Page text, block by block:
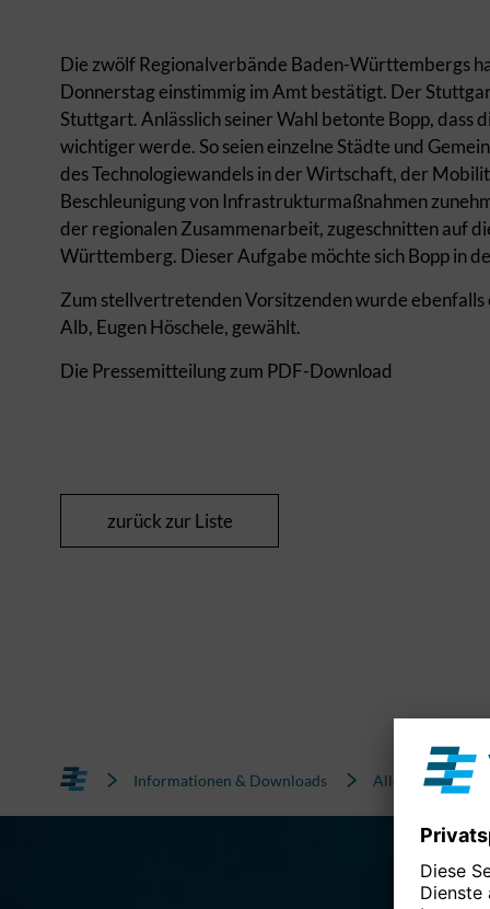
Die zwölf Regionalverbände Baden-Württembergs
Donnerstag einstimmig im Amt bestätigt. Der
Stuttgart. Anlässlich seiner Wahl betonte Bopp, dass
wichtiger werde. So seien einzelne Städte und
des Technologiewandels in der Wirtschaft, der
Beschleunigung von Infrastrukturmaßnahmen
der regionalen Zusammenarbeit, zugeschnitten auf
Württemberg. Dieser Aufgabe möchte sich Bopp in
Zum stellvertretenden Vorsitzenden wurde
Alb, Eugen Höschele, gewählt.
Die Pressemitteilung zum PDF-Download
zurück zur Liste
Informationen & Downloads Alle News